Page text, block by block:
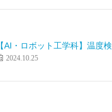
【AI・ロボット工学科】温度
2024.10.25